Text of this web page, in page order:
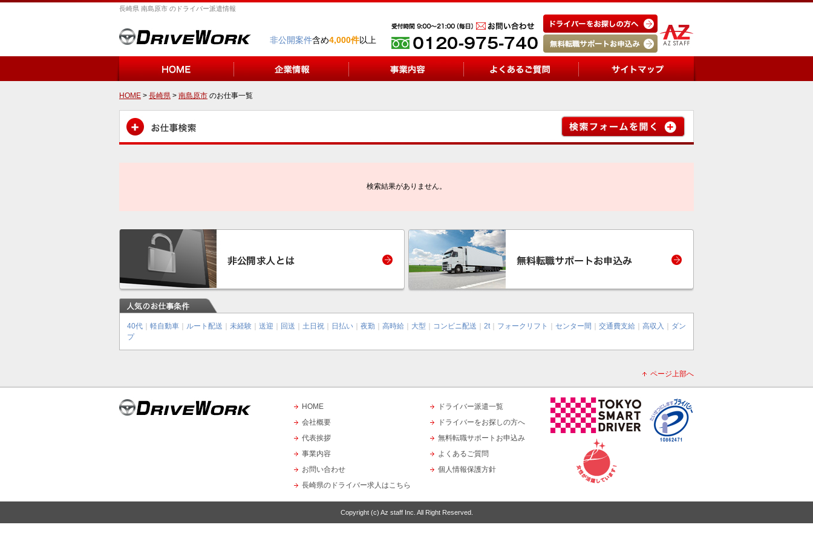
長崎県 南島原市 のドライバー派遣情報
非公開案件含め4,000件以上
HOME > 長崎県 > 南島原市 のお仕事一覧
検索結果がありません。
40代 軽自動車 ルート配送 未経験 送迎 回送 土日祝 日払い 夜勤 高時給 大型 コンビニ配送 2t｜ フォークリフト センター間 交通費支給 高収入
ダン
プ
ページ上部へ
HOME
会社概要
代表挨拶
事業内容
お問い合わせ
長崎県のドライバー求人はこちら
ドライバー派遣一覧
ドライバーをお探しの方へ
無料転職サポートお申込み
よくあるご質問
個人情報保護方針
Copyright (c) Az staff Inc. All Right Reserved.